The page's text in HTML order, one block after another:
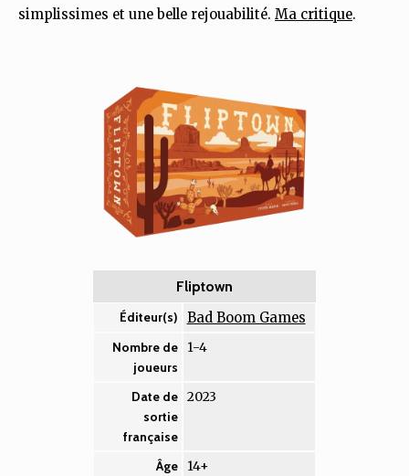
simplissimes et une belle rejouabilité. Ma critique.
Fliptown
Éditeur(s) Bad Boom Games
Nombre de
joueurs
1-4
Date de
sortie
française
2023
Âge
14+